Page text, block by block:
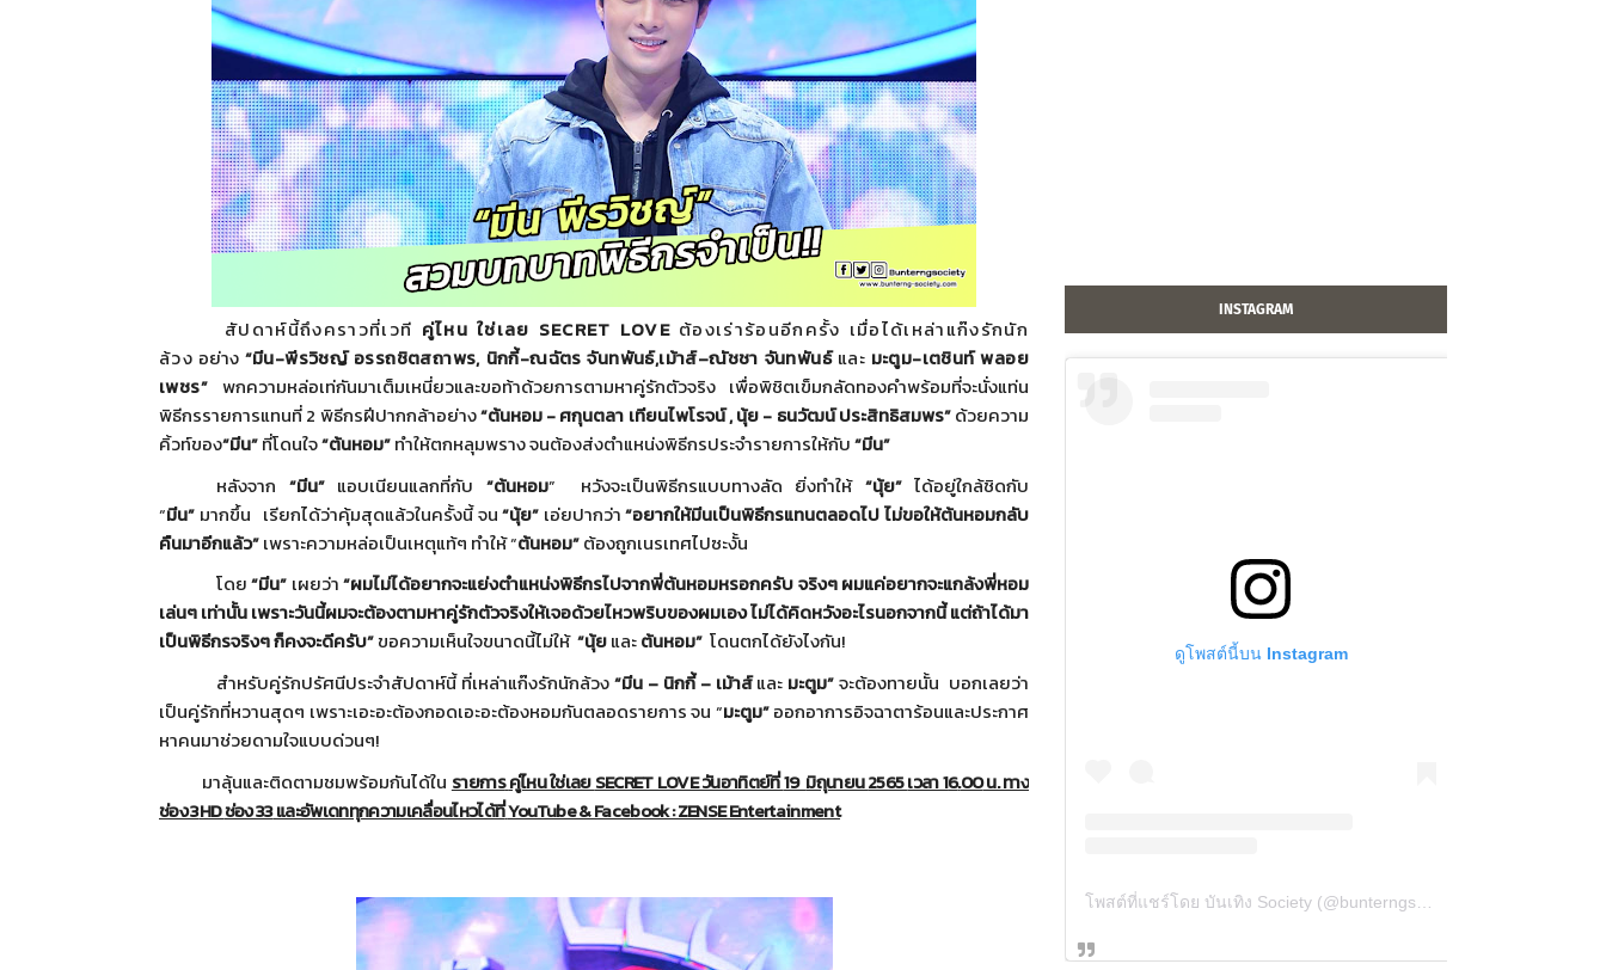
สัปดาห์นี้ถึงคราวที่เวที คู่ไหน ใช่เลย SECRET LOVE ต้องเร่าร้อนอีกครั้ง เมื่อได้เหล่าแก๊งรักนัก
ล้วง อย่าง “มีน-พีรวิชญ์ อรรถชิตสถาพร, นิกกี้-ณฉัตร จันทพันธ์,เม้าส์–ณัชชา จันทพันธ์และมะตูม-เตชินท์ พลอย
เพชร” พกความหล่อเท่กันมาเต็มเหนี่ยวและขอท้าด้วยการตามหาคู่รักตัวจริง เพื่อพิชิตเข็มกลัดทองคำพร้อมที่จะนั่งแท่น
พิธีกรรายการแทนที่2 พิธีกรฝีปากกล้าอย่าง“ต้นหอม - ศกุนตลา เทียนไพโรจน์,นุ้ย - ธนวัฒน์ ประสิทธิสมพร”ด้วยความ
คิ้วท์ของ“มีน”ที่โดนใจ“ต้นหอม”ทำให้ตกหลุมพราง จนต้องส่งตำแหน่งพิธีกรประจำรายการให้กับ“มีน”
หลังจาก “มีน” แอบเนียนแลกที่กับ “ต้นหอม” หวังจะเป็นพิธีกรแบบทางลัด ยิ่งทำให้ “นุ้ย”ได้อยู่ใกล้ชิดกับ
“มีน” มากขึ้น เรียกได้ว่าคุ้มสุดแล้วในครั้งนี้ จน“นุ้ย” เอ่ยปากว่า“อยากให้มีนเป็นพิธีกรแทนตลอดไป ไม่ขอให้ต้นหอมกลับ
คืนมาอีกแล้ว”เพราะความหล่อเป็นเหตุแท้ๆ ทำให้ “ต้นหอม”ต้องถูกเนรเทศไปซะงั้น
โดย“มีน” เผยว่า“ผมไม่ได้อยากจะแย่งตำแหน่งพิธีกรไปจากพี่ต้นหอมหรอกครับ จริงๆ ผมแค่อยากจะแกล้งพี่หอม
เล่นๆ เท่านั้น เพราะวันนี้ผมจะต้องตามหาคู่รักตัวจริงให้เจอด้วยไหวพริบของผมเอง ไม่ได้คิดหวังอะไรนอกจากนี้ แต่ถ้าได้มา
เป็นพิธีกรจริงๆ ก็คงจะดีครับ”ขอความเห็นใจขนาดนี้ไม่ให้ “นุ้ยและต้นหอม” โดนตกได้ยังไงกัน!
สำหรับคู่รักปรัศนีประจำสัปดาห์นี้ ที่เหล่าแก๊งรักนักล้วง“มีน – นิกกี้– เม้าส์และ มะตูม”จะต้องทายนั้น บอกเลยว่า
เป็นคู่รักที่หวานสุดๆ เพราะเอะอะต้องกอดเอะอะต้องหอมกันตลอดรายการ จน “มะตูม”ออกอาการอิจฉาตาร้อนและประกาศ
หาคนมาช่วยดามใจแบบด่วนๆ!
มาลุ้นและติดตามชมพร้อมกันได้ใน รายการคู่ไหน ใช่เลยSECRET LOVEวันอาทิตย์ที่19 มิถุนายน2565เวลา 16.00น. ทาง
ช่อง 3HDช่อง 33และอัพเดททุกความเคลื่อนไหวได้ที่YouTube & Facebook : ZENSE Entertainment
INSTAGRAM
ดูโพสต์นี้บน Instagram